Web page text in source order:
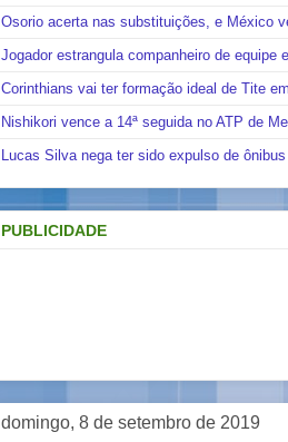
Osorio acerta nas substituições, e México
Jogador estrangula companheiro de equipe
Corinthians vai ter formação ideal de Tite
Nishikori vence a 14ª seguida no ATP de
Lucas Silva nega ter sido expulso de
PUBLICIDADE
domingo, 8 de setembro de 2019